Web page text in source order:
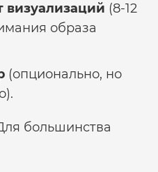
(8-12
образа
(опционально, но
большинства